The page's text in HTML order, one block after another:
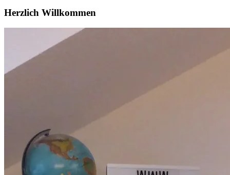
Herzlich Willkommen